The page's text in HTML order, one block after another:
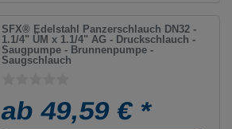
SFX® Edelstahl Panzerschlauch DN32 -
1.1/4" ÜM x 1.1/4" AG - Druckschlauch -
Saugpumpe - Brunnenpumpe -
Saugschlauch
ab 49,59 € *